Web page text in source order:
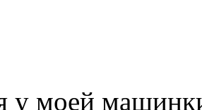
у моей